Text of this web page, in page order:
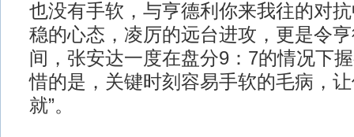
也没有手软，与亨德利你来我往的对
稳的心态，凌厉的远台进攻，更是令
间，张安达一度在盘分9：7的情况下
惜的是，关键时刻容易手软的毛病，
就”。